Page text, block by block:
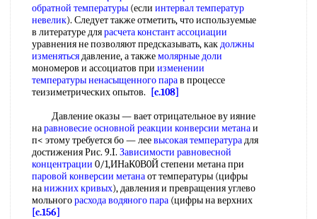
обратной температуры (если интервал температур
невелик). Следует также отметить, что используемые
в литературе длярасчета констант ассоциации
уравнения не позволяют предсказывать, какдолжны
изменятьсядавление, а такжемолярные доли
мономеров и ассоциатов при изменении
температурыненасыщенного парав процессе
теизиметрических опытов.
[c.108]
Давление оказы — вает отрицательное ву ияние
наравновесие основной реакции конверсии метанаи
п< этому требуется бо — леевысокая температурадля
достижения Рис. 9.I. Зависимости равновесной
концентрации 0/1,ИНаК0В0Й степени метана при
паровой конверсии метанаот температуры (цифры
нанижних кривых), давления и превращения углево
мольногорасхода водяного пара (цифры на верхних
[c.156]